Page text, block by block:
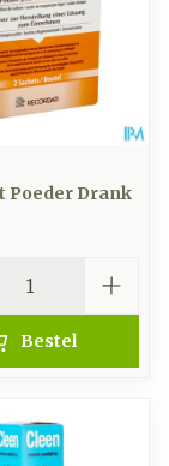
Poeder Drank
Bestel